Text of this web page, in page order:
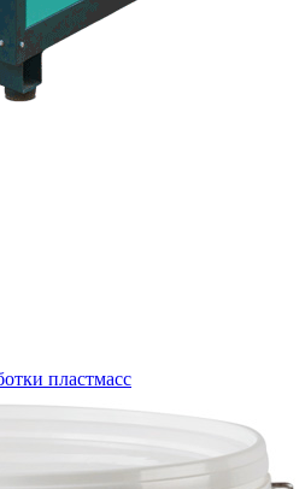
пластмасс